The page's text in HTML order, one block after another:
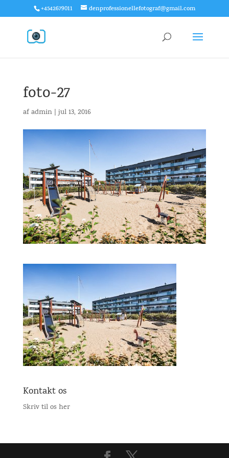
+4542679011 denprofessionellefotograf@gmail.com
foto-27
afadmin|jul 13, 2016
Kontakt os
Skriv til os her